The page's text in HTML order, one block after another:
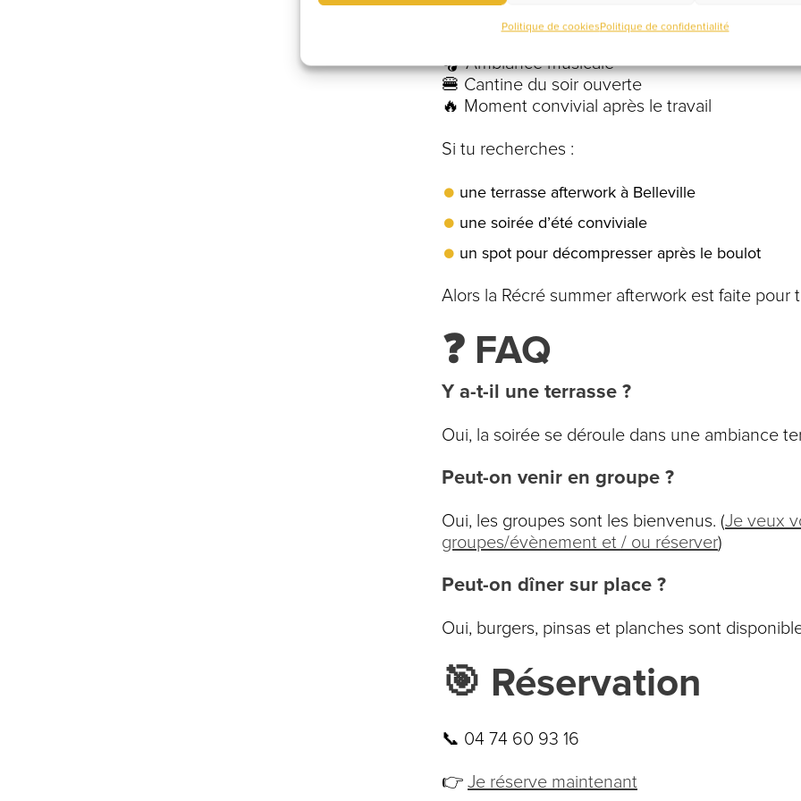
Politique de cookiesPolitique de confidentialité
🍹 Cocktails & détente
🎧 Ambiance musicale
🍔 Cantine du soir ouverte
🔥 Moment convivial après le travail
Si tu recherches :
une terrasse afterwork à Belleville
une soirée d’été conviviale
un spot pour décompresser après le boulot
Alors la Récré summer afterwork est faite pour
❓ FAQ
Y a-t-il une terrasse ?
Oui, la soirée se déroule dans une ambiance
Peut-on venir en groupe ?
Oui, les groupes sont les bienvenus. (Je veux
groupes/évènement et / ou réserver)
Peut-on dîner sur place ?
Oui, burgers, pinsas et planches sont
🎯 Réservation
📞 04 74 60 93 16
👉 Je réserve maintenant